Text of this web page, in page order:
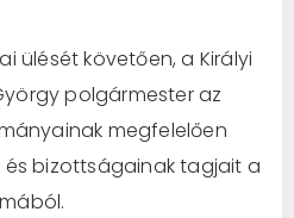
ülését követően, a Királyi
polgármester az
megfelelően
bizottságainak tagjait a